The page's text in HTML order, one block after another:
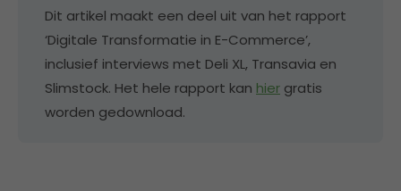
Dit artikel maakt een deel uit van het rapport
‘Digitale Transformatie in E-Commerce’,
inclusief interviews met Deli XL, Transavia en
Slimstock. Het hele rapport kan hier gratis
worden gedownload.